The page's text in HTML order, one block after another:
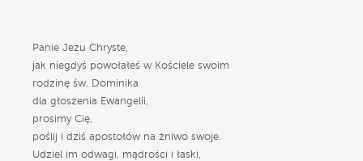
Panie Jezu Chryste,
jak niegdyś powołałeś w Kościele swoim
rodzinę św. Dominika
dla głoszenia Ewangelii,
prosimy Cię,
poślij i dziś apostołów na żniwo swoje.
Udziel im odwagi, mądrości i łaski,